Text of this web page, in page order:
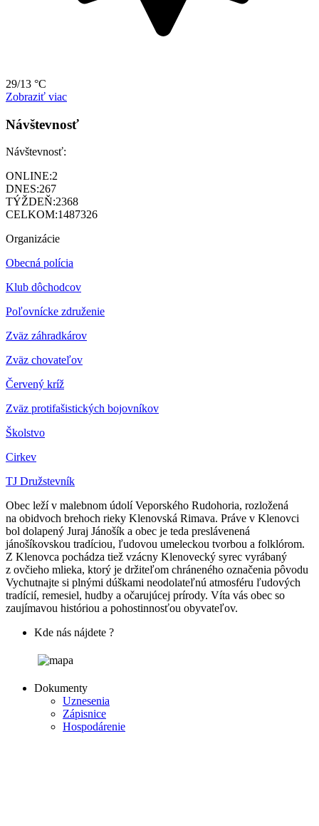
29/13 °C
Zobraziť viac
Návštevnosť
Návštevnosť:
ONLINE:2
DNES:267
TÝŽDEŇ:2368
CELKOM:1487326
Organizácie
Obecná polícia
Klub dôchodcov
Poľovnícke združenie
Zväz záhradkárov
Zväz chovateľov
Červený kríž
Zväz protifašistických bojovníkov
Školstvo
Cirkev
TJ Družstevník
Obec leží v malebnom údolí Veporského Rudohoria, rozložená
na obidvoch brehoch rieky Klenovská Rimava. Práve v Klenovci
bol dolapený Juraj Jánošík a obec je teda preslávenená
jánošíkovskou tradíciou, ľudovou umeleckou tvorbou a folklórom.
Z Klenovca pochádza tiež vzácny Klenovecký syrec vyrábaný
z ovčieho mlieka, ktorý je držiteľom chráneného označenia pôvodu
Vychutnajte si plnými dúškami neodolateľnú atmosféru ľudových
tradícií, remesiel, hudby a očarujúcej prírody. Víta vás obec so
zaujímavou históriou a pohostinnosťou obyvateľov.
Kde nás nájdete ?
Dokumenty
Uznesenia
Zápisnice
Hospodárenie